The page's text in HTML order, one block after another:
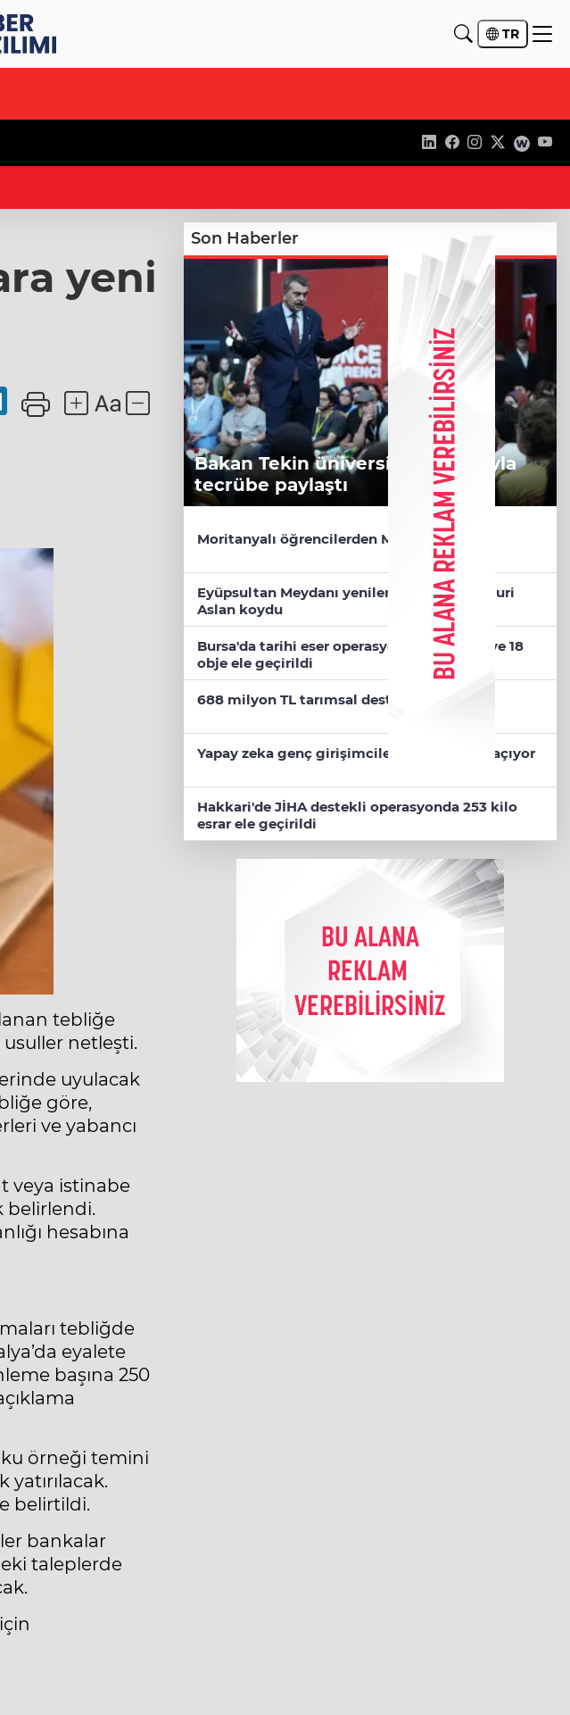
TR
yeni
tebliğe
netleşti.
uyulacak
göre,
ve yabancı
veya istinabe
belirlendi.
hesabına
tebliğde
eyalete
başına 250
örneği temini
belirtildi.
bankalar
taleplerde
Son Haberler
Bakan Tekin üniversite adaylarıyla
tecrübe paylaştı
Moritanyalı öğrencilerden MEB'e ziyaret
Eyüpsultan Meydanı yenileniyor... İlk taşı Nuri
Aslan koydu
Bursa'da tarihi eser operasyonu! 273 sikke ve 18
obje ele geçirildi
688 milyon TL tarımsal destek hesaplarda
Yapay zeka genç girişimcilere yeni kapılar açıyor
Hakkari'de JİHA destekli operasyonda 253 kilo
esrar ele geçirildi